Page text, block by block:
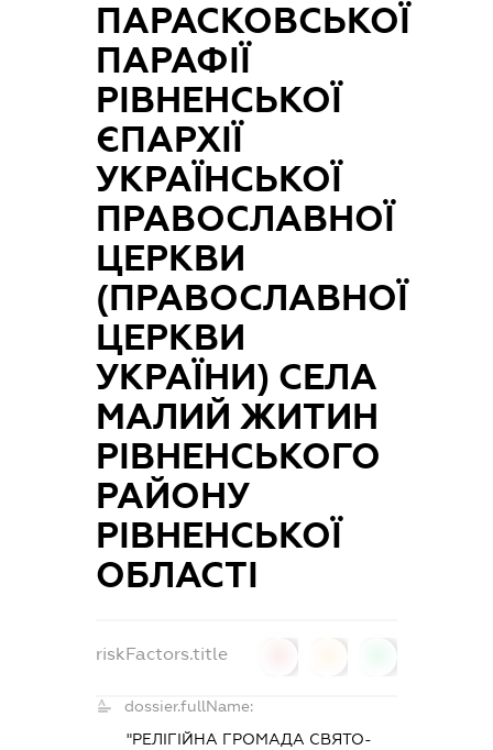
ПАРАСКОВСЬКОЇ
ПАРАФІЇ
РІВНЕНСЬКОЇ
ЄПАРХІЇ
УКРАЇНСЬКОЇ
ПРАВОСЛАВНОЇ
ЦЕРКВИ
(ПРАВОСЛАВНОЇ
ЦЕРКВИ
УКРАЇНИ) СЕЛА
МАЛИЙ ЖИТИН
РІВНЕНСЬКОГО
РАЙОНУ
РІВНЕНСЬКОЇ
ОБЛАСТІ
riskFactors.title
dossier.fullName:
"РЕЛІГІЙНА ГРОМАДА СВЯТО-